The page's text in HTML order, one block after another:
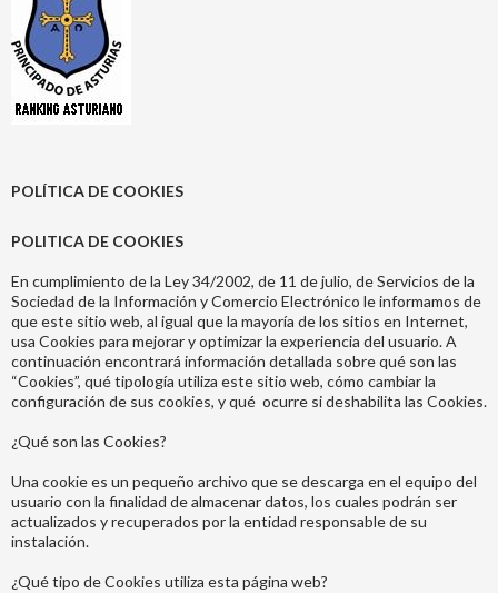
POLÍTICA DE COOKIES
POLITICA DE COOKIES
En cumplimiento de la Ley 34/2002, de 11 de julio, de Servicios de la
Sociedad de la Información y Comercio Electrónico le informamos de
que este sitio web, al igual que la mayoría de los sitios en Internet,
usa Cookies para mejorar y optimizar la experiencia del usuario. A
continuación encontrará información detallada sobre qué son las
“Cookies”, qué tipología utiliza este sitio web, cómo cambiar la
configuración de sus cookies, y qué ocurre si deshabilita las Cookies.
¿Qué son las Cookies?
Una cookie es un pequeño archivo que se descarga en el equipo del
usuario con la finalidad de almacenar datos, los cuales podrán ser
actualizados y recuperados por la entidad responsable de su
instalación.
¿Qué tipo de Cookies utiliza esta página web?